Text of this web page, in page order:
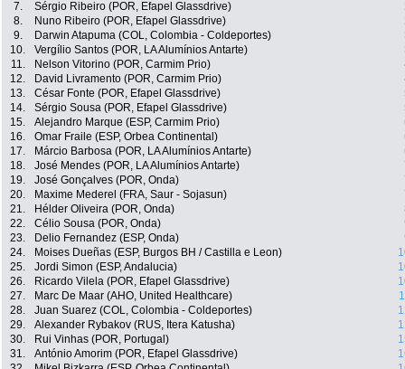
7. Sérgio Ribeiro (POR, Efapel Glassdrive)
8.
Nuno Ribeiro (POR, Efapel Glassdrive)
9.
Darwin Atapuma (COL, Colombia - Coldeportes)
10.
Vergílio Santos (POR, LA Alumínios Antarte)
11.
Nelson Vitorino (POR, Carmim Prio)
12.
David Livramento (POR, Carmim Prio)
13.
César Fonte (POR, Efapel Glassdrive)
14.
Sérgio Sousa (POR, Efapel Glassdrive)
15.
Alejandro Marque (ESP, Carmim Prio)
16.
Omar Fraile (ESP, Orbea Continental)
17.
Márcio Barbosa (POR, LA Alumínios Antarte)
18.
José Mendes (POR, LA Alumínios Antarte)
19.
José Gonçalves (POR, Onda)
20.
Maxime Mederel (FRA, Saur - Sojasun)
21.
Hélder Oliveira (POR, Onda)
22.
Célio Sousa (POR, Onda)
23.
Delio Fernandez (ESP, Onda)
24.
Moises Dueñas (ESP, Burgos BH / Castilla e Leon)
25.
Jordi Simon (ESP, Andalucia)
26.
Ricardo Vilela (POR, Efapel Glassdrive)
27.
Marc De Maar (AHO, United Healthcare)
28.
Juan Suarez (COL, Colombia - Coldeportes)
29.
Alexander Rybakov (RUS, Itera Katusha)
30.
Rui Vinhas (POR, Portugal)
31.
António Amorim (POR, Efapel Glassdrive)